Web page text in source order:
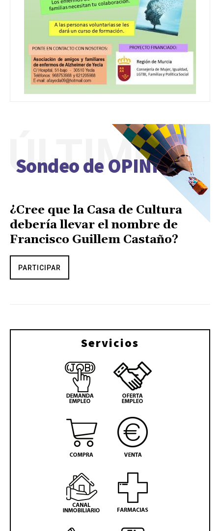
Sondeo de OPINIÓN
ÚLTIMO
¿Cree que la Casa de Cultura
debería llevar el nombre de
Francisco Guillem Castaño?
PARTICIPAR
Servicios